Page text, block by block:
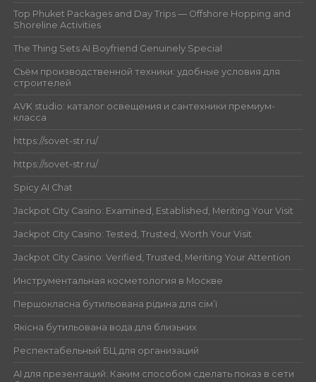
Top Phuket Packages and Day Trips — Offshore Hopping and
Shoreline Activities
The Thing Sets AI Boyfriend Genuinely Special
Съём производственной техники: удобные условия для
строителей
AVK studio: каталог освещения и сантехники премиум-
класса
https://sovet-str.ru/
https://sovet-str.ru/
Spicy AI Chat
Jackpot City Casino: Examined, Established, Meriting Your Visit
Jackpot City Casino: Tested, Trusted, Worth Your Visit
Jackpot City Casino: Verified, Trusted, Meriting Your Attention
Инструментальная косметология в Москве
Першокласна бутильована рідина для сім’ї
Якісна бутильована вода для близьких
Респектабельный БЦ для организаций
AI для презентаций: Каким способом сделать показ в сети